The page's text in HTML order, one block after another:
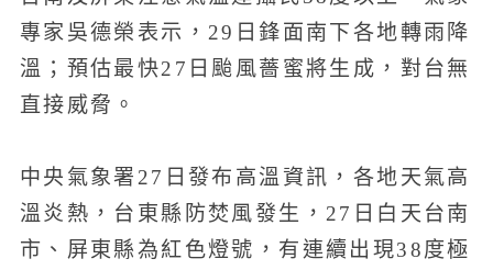
專家吳德榮表示，29日鋒面南下各地轉雨降
溫；預估最快27日颱風薔蜜將生成，對台無
直接威脅。
中央氣象署27日發布高溫資訊，各地天氣高
溫炎熱，台東縣防焚風發生，27日白天台南
市、屏東縣為紅色燈號，有連續出現38度極